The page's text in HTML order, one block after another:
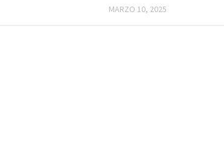
MARZO 10, 2025